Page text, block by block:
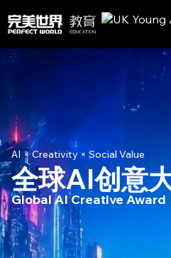
AI × Creativity × Social Value
全球AI创意
Global AI Creative Award